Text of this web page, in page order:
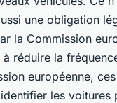
une obligation
la Commission
réduire la
européenne,
les